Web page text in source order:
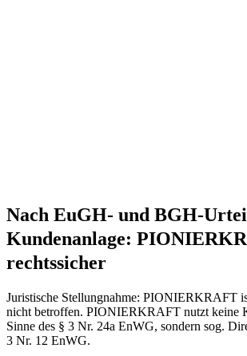
Nach EuGH- und BGH-
Kundenanlage:
rechtssicher
Juristische Stellungnahme: PIONIERKRAFT
nicht betroffen. PIONIERKRAFT nutzt keine
Sinne des § 3 Nr. 24a EnWG, sondern sog.
3 Nr. 12 EnWG.